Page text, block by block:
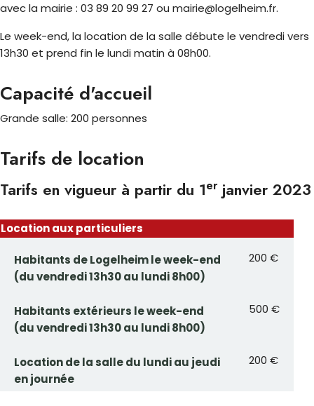
avec la mairie : 03 89 20 99 27 ou mairie@logelheim.fr.
Le week-end, la location de la salle débute le vendredi vers
13h30 et prend fin le lundi matin à 08h00.
Capacité d'accueil
Grande salle: 200 personnes
Tarifs de location
Tarifs en vigueur à partir du 1erjanvier 2023
Location aux particuliers
Habitants de Logelheim le week-end
(du vendredi 13h30 au lundi 8h00)
200 €
Habitants extérieurs le week-end
(du vendredi 13h30 au lundi 8h00)
500 €
Location de la salle du lundi au jeudi
en journée
200 €